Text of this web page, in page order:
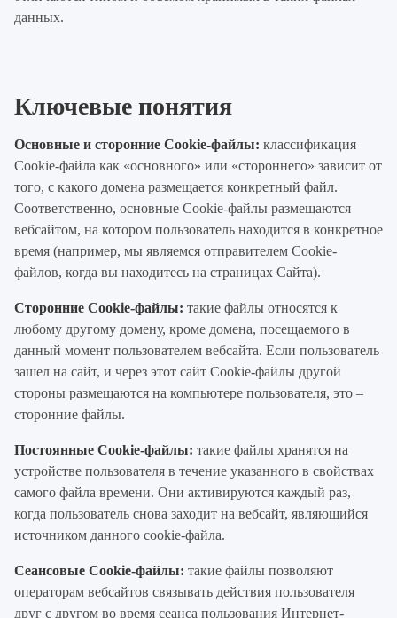
данных.
Ключевые понятия
Основные и сторонние Cookie-файлы: классификация
Cookie-файла как «основного» или «стороннего» зависит от
того, с какого домена размещается конкретный файл.
Соответственно, основные Cookie-файлы размещаются
вебсайтом, на котором пользователь находится в конкретное
время (например, мы являемся отправителем Cookie-
файлов, когда вы находитесь на страницах Сайта).
Сторонние Cookie-файлы: такие файлы относятся к
любому другому домену, кроме домена, посещаемого в
данный момент пользователем вебсайта. Если пользователь
зашел на сайт, и через этот сайт Cookie-файлы другой
стороны размещаются на компьютере пользователя, это –
сторонние файлы.
Постоянные Cookie-файлы: такие файлы хранятся на
устройстве пользователя в течение указанного в свойствах
самого файла времени. Они активируются каждый раз,
когда пользователь снова заходит на вебсайт, являющийся
источником данного cookie-файла.
Сеансовые Cookie-файлы: такие файлы позволяют
операторам вебсайтов связывать действия пользователя
друг с другом во время сеанса пользования Интернет-